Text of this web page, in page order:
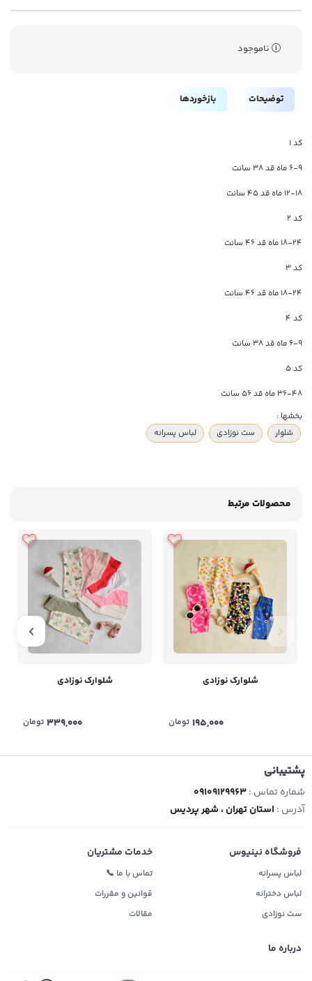
ناموجود
توضیحات بازخوردها
کد 1
6-9 ماه قد 38 سانت
12-18 ماه قد 45 سانت
کد 2
18-24 ماه قد 46 سانت
کد 3
18-24 ماه قد 46 سانت
کد 4
6-9 ماه قد 38 سانت
کد 5
36-48 ماه قد 56 سانت
بخشها :
شلوار
ست نوزادی لباس پسرانه
محصولات مرتبط
شلوارک نوزادی
195,000 تومان
شلوارک نوزادی
339,000 تومان
پشتیبانی
شماره تماس :09109129963
آدرس : استان تهران ، شهر پردیس
فروشگاه نینیوس
لباس پسرانه
لباس دخترانه
ست نوزادی
خدمات مشتریان
تماس با ما 📞
قوانین و مقررات
مقالات
درباره ما